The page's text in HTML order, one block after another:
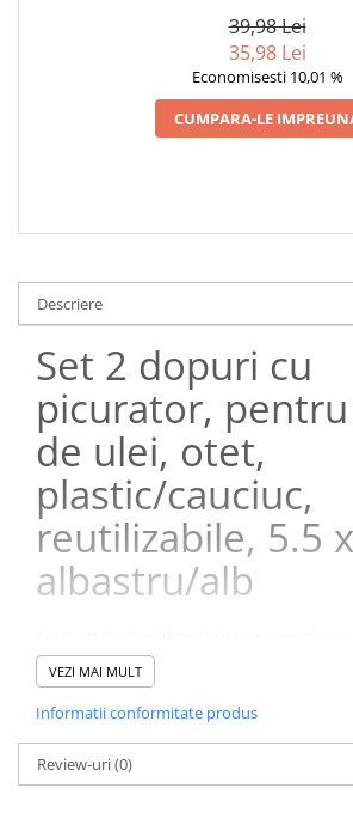
39,98 Lei
35,98 Lei
Economisesti 10,01 %
CUMPARA-LE
Descriere
Set 2 dopuri cu
picurator,
de ulei, otet,
plastic/cauciuc,
reutilizabile, 5.5
albastru/alb
eficienta pentru orice bucatarie moderna,
asupra dozarii lichidelor precum uleiul, otetul,
siropurile. Proiectate pentru a elimina risipa
accesorii sunt ideale pentru utilizare zilnica,
cat si in restaurante sau spatii horeca.
VEZI MAI MULT
Informatii conformitate produs
Review-uri(0)